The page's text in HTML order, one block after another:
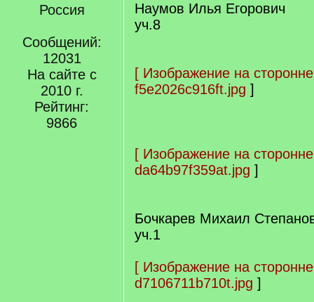
Россия
Сообщений:
12031
На сайте с
2010 г.
Рейтинг:
9866
Наумов Илья Егорович
уч.8
[ Изображение на
f5e2026c916ft.jpg ]
[ Изображение на
da64b97f359at.jpg ]
Бочкарев Михаил
уч.1
[ Изображение на
d7106711b710t.jpg ]